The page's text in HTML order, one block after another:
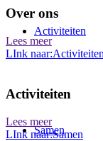
Activiteiten
Samen
Over ons
Lees meer
LInk naar:Activiteiten
Activiteiten
Lees meer
LInk naar:Samen